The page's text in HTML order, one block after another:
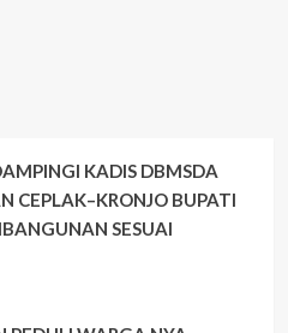
KADIS DBMSDA
CEPLAK–KRONJO BUPATI
SESUAI